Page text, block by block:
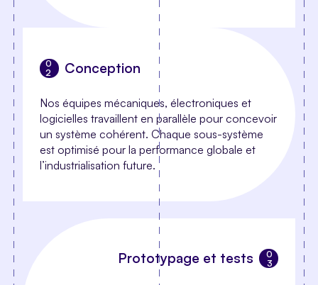
Conception
Nos équipes mécaniques, électroniques et
logicielles travaillent en parallèle pour concevoir
un système cohérent. Chaque sous-système
est optimisé pour la performance globale et
l’industrialisation future.
Prototypage et tests